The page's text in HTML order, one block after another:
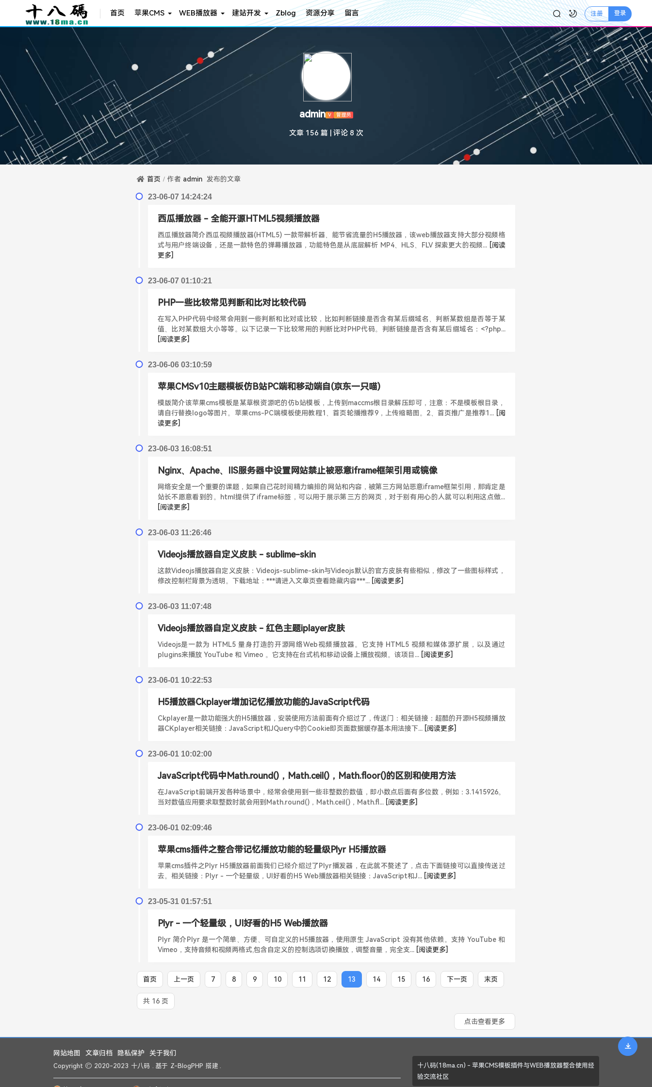
首页 苹果CMS WEB播放器 建站开发 Zblog 资源分享 留言 注册 登录
admin V 管理员
文章 156 篇 评论 8 次
首页 作者 admin 发布的文章
23-06-07 14:24:24
西瓜播放器 - 全能开源HTML5视频播放器
西瓜播放器简介西瓜视频播放器(HTML5) 一款带解析器、能节省流量的H5播放器，该web播放器支持大部分视频格
式与用户终端设备，还是一款特色的弹幕播放器，功能特色是从底层解析 MP4、HLS、FLV 探索更大的视频...
[阅读
更多]
23-06-07 01:10:21
PHP一些比较常见判断和比对比较代码
在写入PHP代码中经常会用到一些判断和比对或比较，比如判断链接是否含有某后缀域名、判断某数组是否等于某
值、比对某数组大小等等。以下记录一下比较常用的判断比对PHP代码。判断链接是否含有某后缀域名：<?php...
[阅读更多]
23-06-06 03:10:59
苹果CMSv10主题模板仿B站PC端和移动端自(京东一只喵)
模版简介该苹果cms模板是某草根资源吧的仿b站模板，上传到maccms根目录解压即可，注意：不是模板根目录，
请自行替换logo等图片。苹果cms-PC端模板使用教程1、首页轮播推荐9，上传缩略图。2、首页推广是推荐1...
[阅
读更多]
23-06-03 16:08:51
Nginx、Apache、IIS服务器中设置网站禁止被恶意iframe框架引用或镜像
网络安全是一个重要的课题，如果自己花时间精力编排的网站和内容，被第三方网站恶意iframe框架引用，那肯定是
站长不愿意看到的。html提供了iframe标签，可以用于展示第三方的网页，对于别有用心的人就可以利用这点做...
[阅读更多]
23-06-03 11:26:46
Videojs播放器自定义皮肤 - sublime-skin
这款Videojs播放器自定义皮肤：Videojs-sublime-skin与Videojs默认的官方皮肤有些相似，修改了一些图标样式，
修改控制栏背景为透明。下载地址：***请进入文章页查看隐藏内容***...
[阅读更多]
23-06-03 11:07:48
Videojs播放器自定义皮肤 - 红色主题iplayer皮肤
Videojs是一款为 HTML5 量身打造的开源网络Web视频播放器。它支持 HTML5 视频和媒体源扩展，以及通过
plugins来播放 YouTube 和 Vimeo 。它支持在台式机和移动设备上播放视频。该项目...
[阅读更多]
23-06-01 10:22:53
H5播放器Ckplayer增加记忆播放功能的JavaScript代码
Ckplayer是一款功能强大的H5播放器，安装使用方法前面有介绍过了，传送门：相关链接：超酷的开源H5视频播放
器CKplayer相关链接：JavaScript和JQuery中的Cookie即页面数据缓存基本用法接下...
[阅读更多]
23-06-01 10:02:00
JavaScript代码中Math.round()，Math.ceil()，Math.floor()的区别和使用方法
在JavaScript前端开发各种场景中，经常会使用到一些非整数的数值，即小数点后面有多位数，例如：3.1415926。
当对数值应用要求取整数时就会用到Math.round()，Math.ceil()，Math.fl...
[阅读更多]
23-06-01 02:09:46
苹果cms插件之整合带记忆播放功能的轻量级Plyr H5播放器
苹果cms插件之Plyr H5播放器前面我们已经介绍过了Plyr播发器，在此就不赘述了，点击下面链接可以直接传送过
去。相关链接：Plyr - 一个轻量级，UI好看的H5 Web播放器相关链接：JavaScript和J...
[阅读更多]
23-05-31 01:57:51
Plyr - 一个轻量级，UI好看的H5 Web播放器
Plyr 简介Plyr 是一个简单、方便、可自定义的H5播放器，使用原生 JavaScript 没有其他依赖。支持 YouTube 和
Vimeo，支持音频和视频两格式,包含自定义的控制选项切换播放，调整音量，完全支...
[阅读更多]
首页 上一页 7 8 9 10 11 12 13 14 15 16 下一页 末页
共 16 页
点击查看更多
网站地图 文章归档 隐私保护 关于我们
Copyright 2020-2023 十八码 . 基于 Z-BlogPHP 搭建 .
十八码(18ma.cn) - 苹果CMS模板插件与WEB播放器整合使用经
验交流社区